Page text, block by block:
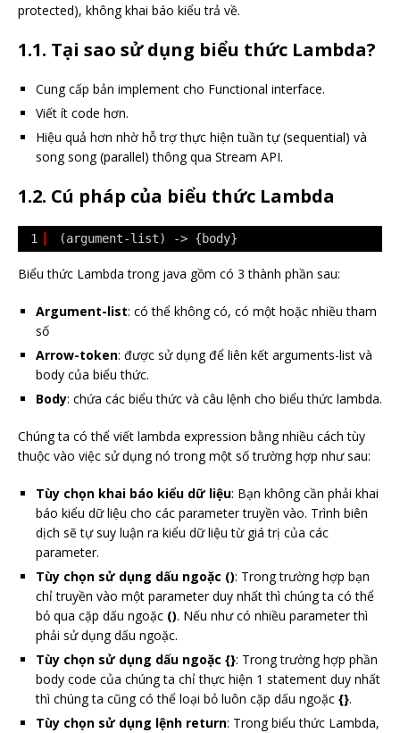
protected), không khai báo kiểu trả về.
1.1. Tại sao sử dụng biểu thức Lambda?
Cung cấp bản implement cho Functional interface.
Viết ít code hơn.
Hiệu quả hơn nhờ hỗ trợ thực hiện tuần tự (sequential) và
song song (parallel) thông qua Stream API.
1.2. Cú pháp của biểu thức Lambda
1 (argument-list) -> {body}
Biểu thức Lambda trong java gồm có 3 thành phần sau:
Argument-list: có thể không có, có một hoặc nhiều tham
số
Arrow-token: được sử dụng để liên kết arguments-list và
body của biểu thức.
Body: chứa các biểu thức và câu lệnh cho biểu thức lambda.
Chúng ta có thể viết lambda expression bằng nhiều cách tùy
thuộc vào việc sử dụng nó trong một số trường hợp như sau:
Tùy chọn khai báo kiểu dữ liệu: Bạn không cần phải khai
báo kiểu dữ liệu cho các parameter truyền vào. Trình biên
dịch sẽ tự suy luận ra kiểu dữ liệu từ giá trị của các
parameter.
Tùy chọn sử dụng dấu ngoặc (): Trong trường hợp bạn
chỉ truyền vào một parameter duy nhất thì chúng ta có thể
bỏ qua cặp dấu ngoặc (). Nếu như có nhiều parameter thì
phải sử dụng dấu ngoặc.
Tùy chọn sử dụng dấu ngoặc {}: Trong trường hợp phần
body code của chúng ta chỉ thực hiện 1 statement duy nhất
thì chúng ta cũng có thể loại bỏ luôn cặp dấu ngoặc {}.
Tùy chọn sử dụng lệnh return: Trong biểu thức Lambda,